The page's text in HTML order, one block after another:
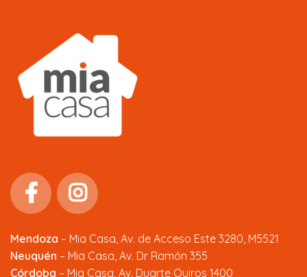
Mendoza – Mia Casa, Av. de Acceso Este 3280, M5521
Neuquén – Mia Casa, Av. Dr Ramón 355
Córdoba – Mia Casa, Av. Duarte Quiros 1400